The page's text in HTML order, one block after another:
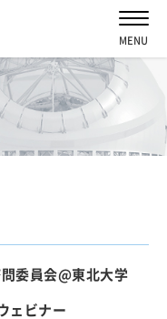
2022
2021
2016
2022
委員会@東北大学
ェビナー